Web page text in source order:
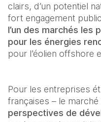
clairs, d’un potentiel
l’un des marchés les
pour les énergies
pour l’éolien offshore
Pour les entreprises
perspectives de